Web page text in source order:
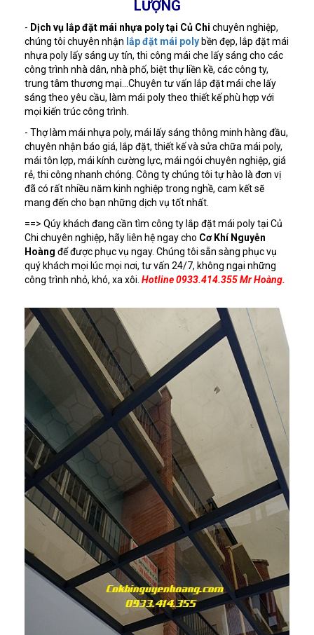
LƯỢNG
- Dịch vụ lắp đặt mái nhựa poly tại Củ Chi chuyên nghiệp,
chúng tôi chuyên nhận lắp đặt mái poly bền đẹp, lắp đặt mái
nhựa poly lấy sáng uy tín, thi công mái che lấy sáng cho các
công trình nhà dân, nhà phố, biệt thự liền kề, các công ty,
trung tâm thương mại...Chuyên tư vấn lắp đặt mái che lấy
sáng theo yêu cầu, làm mái poly theo thiết kế phù hợp với
mọi kiến trúc công trình.
- Thợ làm mái nhựa poly, mái lấy sáng thông minh hàng đầu,
chuyên nhận báo giá, lắp đặt, thiết kế và sửa chữa mái poly,
mái tôn lợp, mái kính cường lực, mái ngói chuyên nghiệp, giá
rẻ, thi công nhanh chóng. Công ty chúng tôi tự hào là đơn vị
đã có rất nhiều năm kinh nghiệp trong nghề, cam kết sẽ
mang đến cho bạn những dịch vụ tốt nhất.
==> Qúy khách đang cần tìm công ty lắp đặt mái poly tại Củ
Chi chuyên nghiệp, hãy liên hệ ngay cho Cơ Khí Nguyễn
Hoàng để được phục vụ ngay. Chúng tôi sẵn sàng phục vụ
quý khách mọi lúc mọi nơi, tư vấn 24/7, không ngại những
công trình nhỏ, khó, xa xôi. Hotline 0933.414.355 Mr Hoàng.